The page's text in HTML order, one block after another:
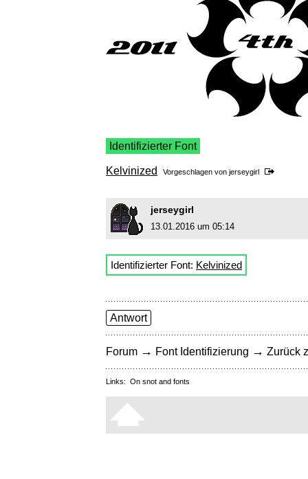
Identifizierter Font
Kelvinized Vorgeschlagen von jerseygirl
jerseygirl
13.01.2016 um 05:14
Identifizierter Font: Kelvinized
Antwort
Forum → Font Identifizierung → Zurück
Links: On snot and fonts